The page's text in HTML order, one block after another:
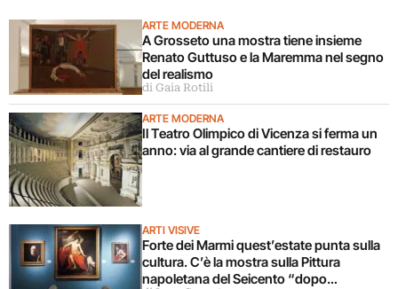
ARTE MODERNA
A Grosseto una mostra tiene insieme
Renato Guttuso e la Maremma nel segno
del realismo
di Gaia Rotili
ARTE MODERNA
Il Teatro Olimpico di Vicenza si ferma un
anno: via al grande cantiere di restauro
ARTI VISIVE
Forte dei Marmi quest’estate punta sulla
cultura. C’è la mostra sulla Pittura
napoletana del Seicento “dopo